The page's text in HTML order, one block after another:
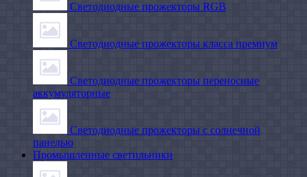
Светодиодные прожекторы RGB
Светодиодные прожекторы класса премиум
Светодиодные прожекторы переносные
аккумуляторные
Светодиодные прожекторы с солнечной
панелью
Промышленные светильники